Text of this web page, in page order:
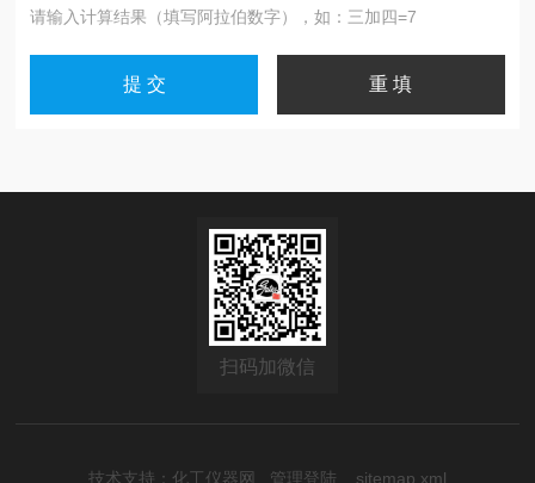
请输入计算结果（填写阿拉伯数字），如：三加四=7
扫码加微信
技术支持： 化工仪器网 管理登陆 sitemap.xml